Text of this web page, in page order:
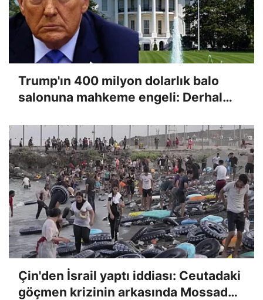
Trump'ın 400 milyon dolarlık balo
salonuna mahkeme engeli: Derhal
Çin'den İsrail yaptı iddiası: Ceutadaki
göçmen krizinin arkasında Mossad